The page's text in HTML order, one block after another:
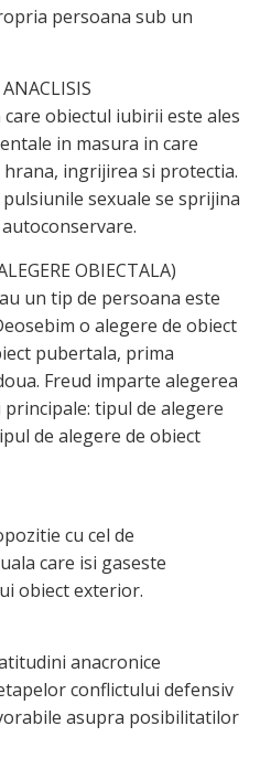
persoana sub un
obiectul iubirii este ales
in masura in care
ingrijirea si protectia.
sexuale se sprijina
OBIECTALA)
un tip de persoana este
o alegere de obiect
pubertala, prima
Freud imparte alegerea
tipul de alegere
de alegere de obiect
cu cel de
care isi gaseste
obiect exterior.
anacronice
conflictului defensiv
asupra posibilitatilor